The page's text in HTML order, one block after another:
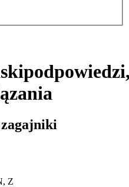
zagajniki
Z